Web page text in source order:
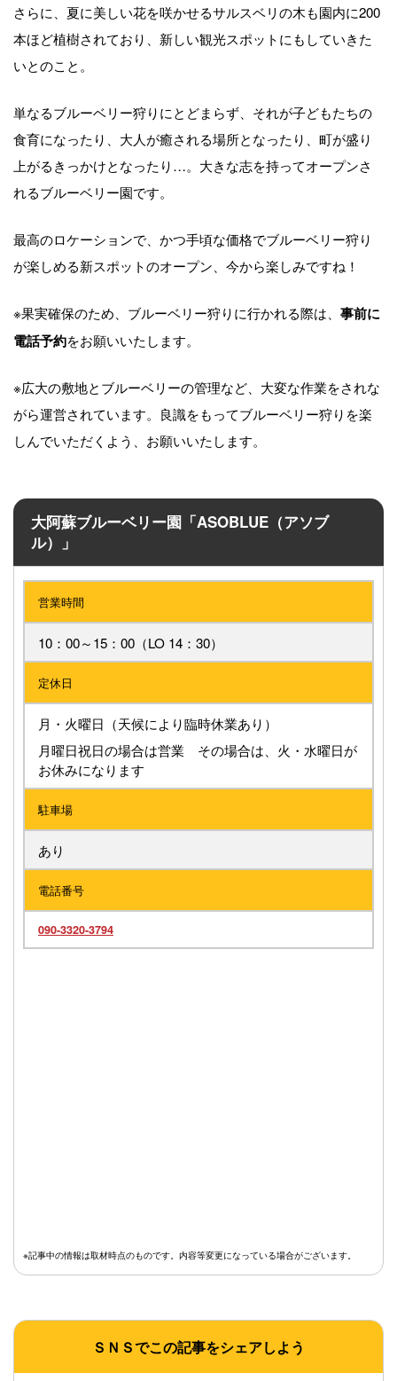
さらに、夏に美しい花を咲かせるサルスベリの木も園内に200
本ほど植樹されており、新しい観光スポットにもしていきた
いとのこと。
単なるブルーベリー狩りにとどまらず、それが子どもたちの
食育になったり、大人が癒される場所となったり、町が盛り
上がるきっかけとなったり…。大きな志を持ってオープンさ
れるブルーベリー園です。
最高のロケーションで、かつ手頃な価格でブルーベリー狩り
が楽しめる新スポットのオープン、今から楽しみですね！
※果実確保のため、ブルーベリー狩りに行かれる際は、 事前に
電話予約をお願いいたします。
※広大の敷地とブルーベリーの管理など、大変な作業をされな
がら運営されています。良識をもってブルーベリー狩りを楽
しんでいただくよう、お願いいたします。
大阿蘇ブルーベリー園「ASOBLUE（アソブ
ル）」
営業時間
10：00～15：00（LO 14：30）
定休日
月・火曜日（天候により臨時休業あり）
月曜日祝日の場合は営業 その場合は、火・水曜日が
お休みになります
駐車場
あり
電話番号
090-3320-3794
※記事中の情報は取材時点のものです。内容等変更になっている場合がございます。
ＳＮＳでこの記事をシェアしよう